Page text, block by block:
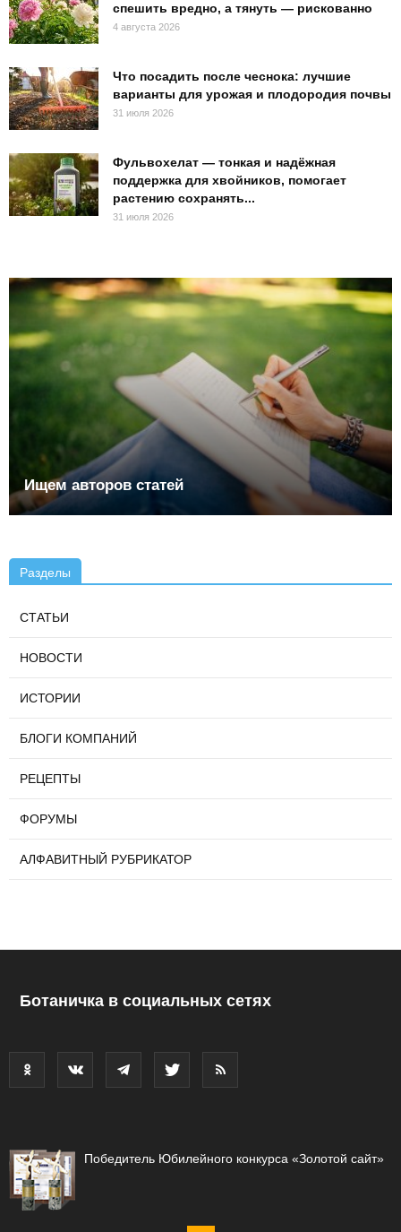
спешить вредно, а тянуть — рискованно
4 августа 2026
Что посадить после чеснока: лучшие
варианты для урожая и плодородия почвы
31 июля 2026
Фульвохелат — тонкая и надёжная
поддержка для хвойников, помогает
растению сохранять...
31 июля 2026
Ищем авторов статей
Разделы
СТАТЬИ
НОВОСТИ
ИСТОРИИ
БЛОГИ КОМПАНИЙ
РЕЦЕПТЫ
ФОРУМЫ
АЛФАВИТНЫЙ РУБРИКАТОР
Ботаничка в социальных сетях
Победитель Юбилейного конкурса «Золотой сайт»